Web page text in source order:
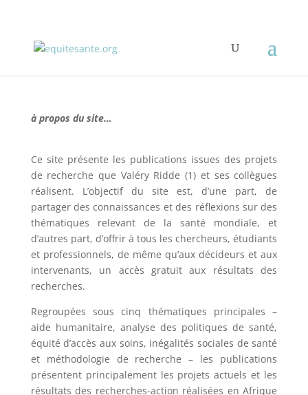
à propos du site…
Ce site présente les publications issues des projets
de recherche que Valéry Ridde (1) et ses collègues
réalisent. L’objectif du site est, d’une part, de
partager des connaissances et des réflexions sur des
thématiques relevant de la santé mondiale, et
d’autres part, d’offrir à tous les chercheurs, étudiants
et professionnels, de même qu’aux décideurs et aux
intervenants, un accès gratuit aux résultats des
recherches.
Regroupées sous cinq thématiques principales –
aide humanitaire, analyse des politiques de santé,
équité d’accès aux soins, inégalités sociales de santé
et méthodologie de recherche – les publications
présentent principalement les projets actuels et les
résultats des recherches-action réalisées en Afrique